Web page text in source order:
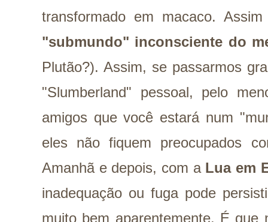
transformado em macaco.
"submundo" inconsciente do
Plutão?). Assim, se passarmos
"Slumberland" pessoal, pelo
amigos que você estará num
eles não fiquem preocupados
Amanhã e depois, com a Lua em
inadequação ou fuga pode
muito bem aparentemente. É que